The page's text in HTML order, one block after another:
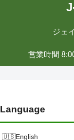
ジェ
営業時間
Language
English